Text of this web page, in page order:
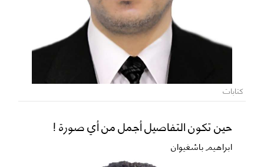
كتابات
حين تكون التفاصيل أجمل من أي صورة !
ابراهيم باشغيوان